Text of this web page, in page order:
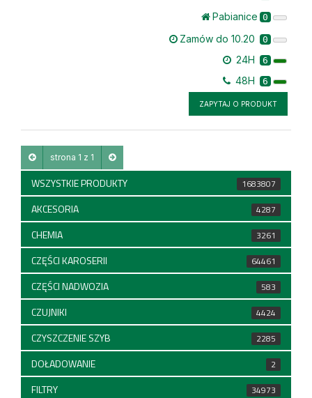
Pabianice 0
Zamów do 10.20 0
24H 6
48H 6
ZAPYTAJ O PRODUKT
strona 1 z 1
WSZYSTKIE PRODUKTY 1683807
AKCESORIA 4287
CHEMIA 3261
CZĘŚCI KAROSERII 64461
CZĘŚCI NADWOZIA 583
CZUJNIKI 4424
CZYSZCZENIE SZYB 2285
DOŁADOWANIE 2
FILTRY 34973